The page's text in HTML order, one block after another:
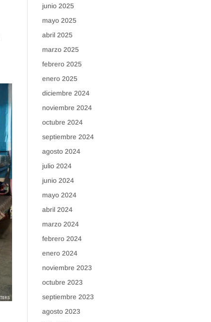
junio 2025
mayo 2025
abril 2025
marzo 2025
febrero 2025
enero 2025
diciembre 2024
noviembre 2024
octubre 2024
septiembre 2024
agosto 2024
julio 2024
junio 2024
mayo 2024
abril 2024
marzo 2024
febrero 2024
enero 2024
noviembre 2023
octubre 2023
septiembre 2023
agosto 2023